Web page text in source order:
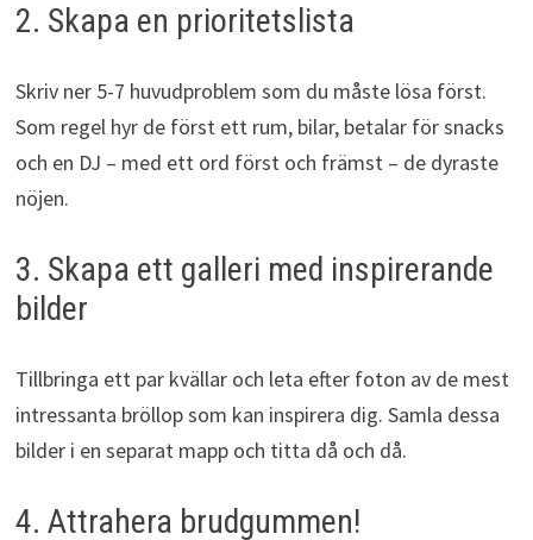
2. Skapa en prioritetslista
Skriv ner 5-7 huvudproblem som du måste lösa först.
Som regel hyr de först ett rum, bilar, betalar för snacks
och en DJ – med ett ord först och främst – de dyraste
nöjen.
3. Skapa ett galleri med inspirerande
bilder
Tillbringa ett par kvällar och leta efter foton av de mest
intressanta bröllop som kan inspirera dig. Samla dessa
bilder i en separat mapp och titta då och då.
4. Attrahera brudgummen!